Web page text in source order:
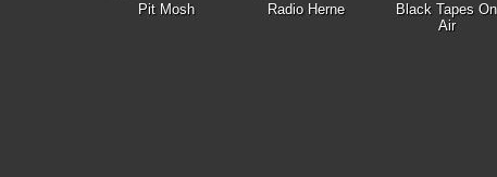
Pit Mosh Radio Herne
Black Tapes On
Air